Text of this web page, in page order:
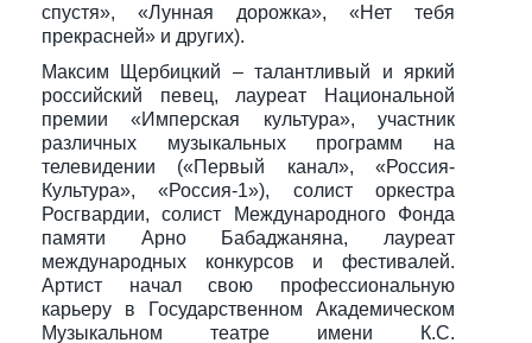
спустя», «Лунная дорожка», «Нет тебя
прекрасней» и других).
Максим Щербицкий – талантливый и яркий
российский певец, лауреат Национальной
премии «Имперская культура», участник
различных музыкальных программ на
телевидении («Первый канал», «Россия-
Культура», «Россия-1»), солист оркестра
Росгвардии, солист Международного Фонда
памяти Арно Бабаджаняна, лауреат
международных конкурсов и фестивалей.
Артист начал свою профессиональную
карьеру в Государственном Академическом
Музыкальном театре имени К.С.